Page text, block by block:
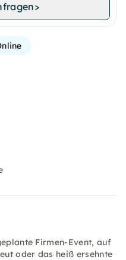
>
Firmen-Event, auf
oder das heiß ersehnte